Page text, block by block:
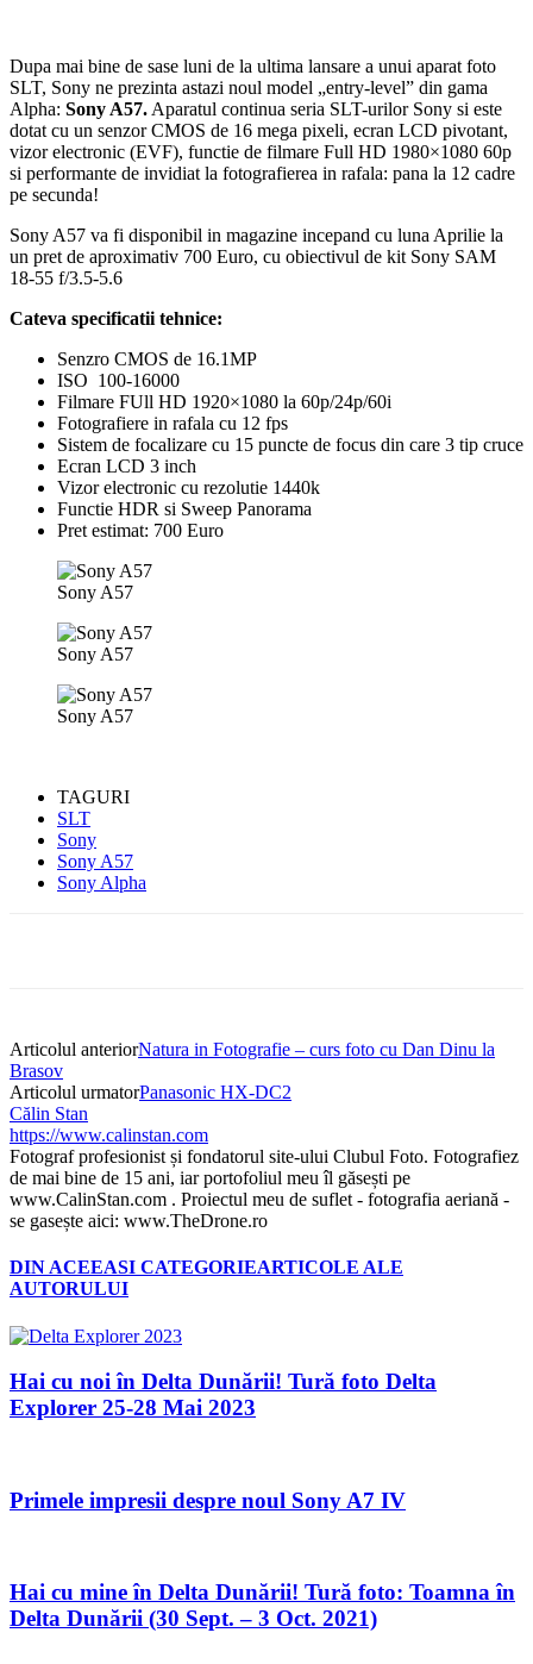
Dupa mai bine de sase luni de la ultima lansare a unui aparat foto
SLT, Sony ne prezinta astazi noul model „entry-level” din gama
Alpha: Sony A57. Aparatul continua seria SLT-urilor Sony si este
dotat cu un senzor CMOS de 16 mega pixeli, ecran LCD pivotant,
vizor electronic (EVF), functie de filmare Full HD 1980×1080 60p
si performante de invidiat la fotografierea in rafala: pana la 12 cadre
pe secunda!
Sony A57 va fi disponibil in magazine incepand cu luna Aprilie la
un pret de aproximativ 700 Euro, cu obiectivul de kit Sony SAM
18-55 f/3.5-5.6
Cateva specificatii tehnice:
Senzro CMOS de 16.1MP
ISO 100-16000
Filmare FUll HD 1920×1080 la 60p/24p/60i
Fotografiere in rafala cu 12 fps
Sistem de focalizare cu 15 puncte de focus din care 3 tip cruce
Ecran LCD 3 inch
Vizor electronic cu rezolutie 1440k
Functie HDR si Sweep Panorama
Pret estimat: 700 Euro
Sony A57
Sony A57
Sony A57
TAGURI
SLT
Sony
Sony A57
Sony Alpha
Articolul anteriorNatura in Fotografie – curs foto cu Dan Dinu la
Brasov
Articolul urmatorPanasonic HX-DC2
Călin Stan
https://www.calinstan.com
Fotograf profesionist și fondatorul site-ului Clubul Foto. Fotografiez
de mai bine de 15 ani, iar portofoliul meu îl găsești pe
www.CalinStan.com . Proiectul meu de suflet - fotografia aeriană -
se gasește aici: www.TheDrone.ro
DIN ACEEASI CATEGORIEARTICOLE ALE
AUTORULUI
Hai cu noi în Delta Dunării! Tură foto Delta
Explorer 25-28 Mai 2023
Primele impresii despre noul Sony A7 IV
Hai cu mine în Delta Dunării! Tură foto: Toamna în
Delta Dunării (30 Sept. – 3 Oct. 2021)